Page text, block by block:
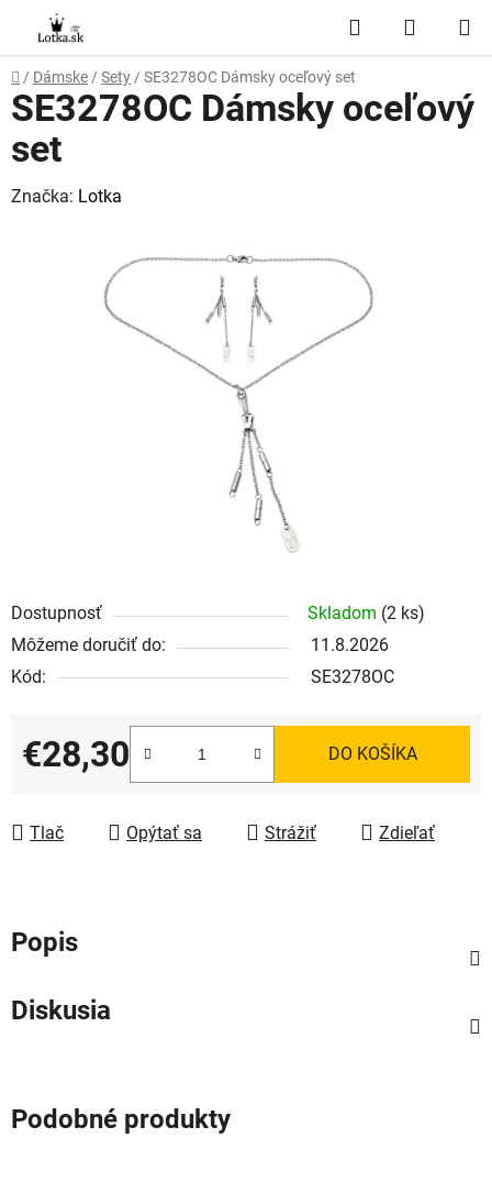
obsah
Hľadať
KOŠÍK
Domov
/ Dámske / Sety / SE3278OC Dámsky oceľový set
Dostupnosť Skladom (2 ks)
Môžeme doručiť do:
11.8.2026
Kód:
SE3278OC
€28,30
Jednotková cena:
DO KOŠÍKA
Tlač Opýtať sa Strážiť Zdieľať
SE3278OC Dámsky oceľový
set
Značka: Lotka
Popis
Diskusia
Podobné produkty